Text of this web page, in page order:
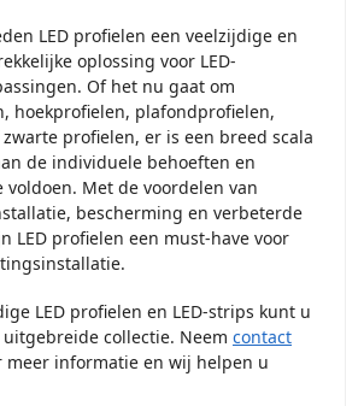
LED profielen een veelzijdige en
oplossing voor LED-
Of het nu gaat om
hoekprofielen, plafondprofielen,
profielen, er is een breed scala
de individuele behoeften en
Met de voordelen van
bescherming en verbeterde
LED profielen een must-have voor
LED profielen en LED-strips kunt u
collectie. Neem contact
meer informatie en wij helpen u